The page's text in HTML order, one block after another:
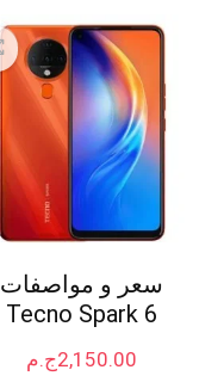
سعر و مواصفات
Tecno Spark 6
ج.م2,150.00